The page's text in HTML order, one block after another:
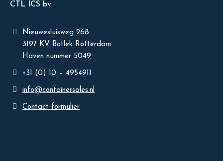
CTL ICS bv
Nieuwesluisweg 268
3197 KV Botlek Rotterdam
Haven nummer 5049
+31 (0) 10 – 4954911
info@containersales.nl
Contact formulier